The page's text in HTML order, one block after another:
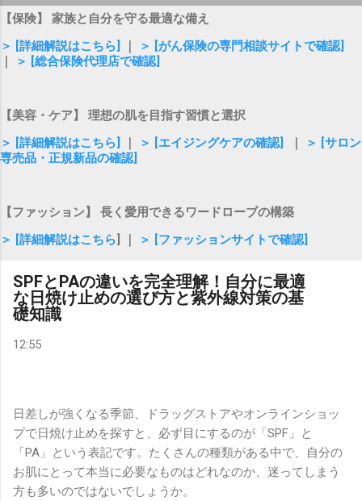
【保険】 家族と自分を守る最適な備え
＞ [詳細解説はこちら]
＞ [がん保険の専門相談サイトで確認]
＞ [総合保険代理店で確認]
【美容・ケア】 理想の肌を目指す習慣と選択
＞ [詳細解説はこちら]
＞ [エイジングケアの確認]
＞ [サロン
専売品・正規新品の確認]
【ファッション】 長く愛用できるワードローブの構築
＞ [詳細解説はこちら] ｜ ＞ [ファッションサイトで確認]
SPFとPAの違いを完全理解！自分に最適
な日焼け止めの選び方と紫外線対策の基
礎知識
12:55
日差しが強くなる季節、ドラッグストアやオンラインショッ
プで日焼け止めを探すと、必ず目にするのが「SPF」と
「PA」という表記です。たくさんの種類がある中で、自分の
お肌にとって本当に必要なものはどれなのか、迷ってしまう
方も多いのではないでしょうか。